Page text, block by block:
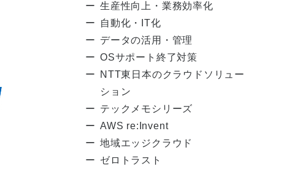
生産性向上・業務効率化
自動化・IT化
データの活用・管理
OSサポート終了対策
NTT東日本のクラウドソリュー
ション
テックメモシリーズ
AWS re:Invent
地域エッジクラウド
ゼロトラスト